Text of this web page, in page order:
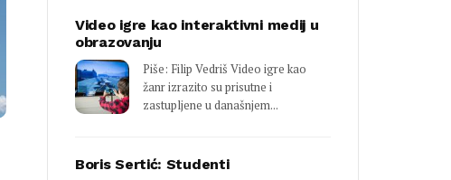
Video igre kao interaktivni medij u
obrazovanju
Piše: Filip Vedriš Video igre kao
žanr izrazito su prisutne i
zastupljene u današnjem...
Boris Sertić: Studenti